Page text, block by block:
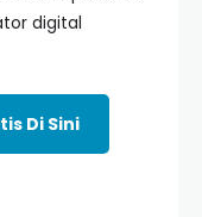
digital
Di Sini